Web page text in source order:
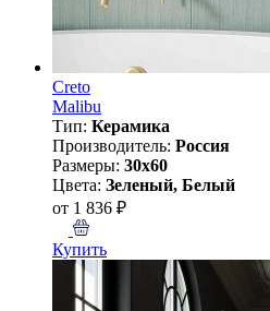
Creto
Malibu
Тип: Керамика
Производитель: Россия
Размеры: 30x60
Цвета: Зеленый, Белый
от 1 836 ₽
Купить